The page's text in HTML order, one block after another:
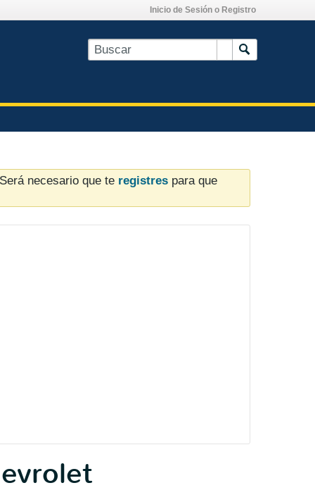
Inicio de Sesión o Registro
necesario que te registres para que